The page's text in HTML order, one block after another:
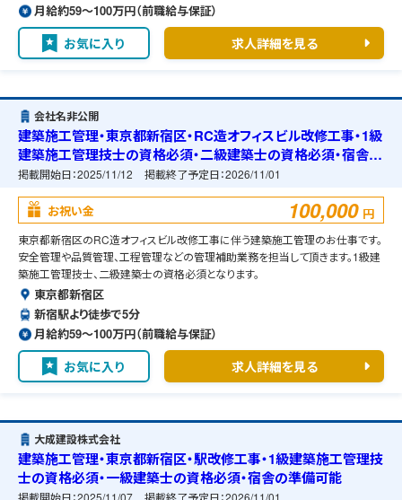
月給約59〜100万円（前職給与保証）
お気に入り 求人詳細を見る
会社名非公開
建築施工管理・東京都新宿区・RC造オフィスビル改修工事・1級
建築施工管理技士の資格必須・二級建築士の資格必須・宿舎の
準備可能
掲載開始日：2025/11/12 掲載終了予定日：2026/11/01
お祝い金 100,000 円
東京都新宿区のRC造オフィスビル改修工事に伴う建築施工管理のお仕事です。
安全管理や品質管理、工程管理などの管理補助業務を担当して頂きます。1級建
築施工管理技士、二級建築士の資格必須となります。
東京都新宿区
新宿駅より徒歩で5分
月給約59〜100万円（前職給与保証）
お気に入り 求人詳細を見る
大成建設株式会社
建築施工管理・東京都新宿区・駅改修工事・1級建築施工管理技
士の資格必須・一級建築士の資格必須・宿舎の準備可能
掲載開始日：2025/11/07 掲載終了予定日：2026/11/01